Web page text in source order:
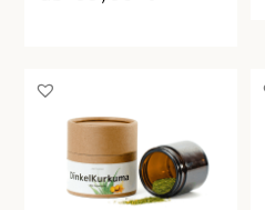
mehrere
Varianten
Optionen
können